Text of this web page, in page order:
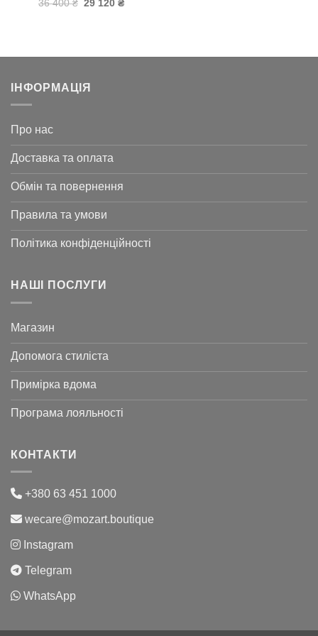
36 400₴ Оригінальна
29 120₴Поточна
ІНФОРМАЦІЯ
Про нас
Доставка та оплата
Обмін та повернення
Правила та умови
Політика конфіденційності
НАШІ ПОСЛУГИ
Магазин
Допомога стиліста
Примірка вдома
Програма лояльності
КОНТАКТИ
+380 63 451 1000
wecare@mozart.boutique
Instagram
Telegram
WhatsApp